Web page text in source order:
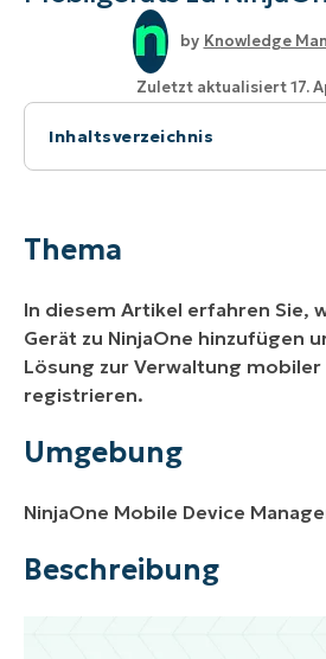
Knowledge
Zuletzt aktualisiert 17.
Inhaltsverzeichnis
Thema
Wichtige Hinweise
Android-Nutzungstypen
Thema
In diesem Artikel erfahren Sie,
Gerät zu NinjaOne hinzufügen
Lösung zur Verwaltung mobiler
registrieren.
Umgebung
NinjaOne Mobile Device
Beschreibung